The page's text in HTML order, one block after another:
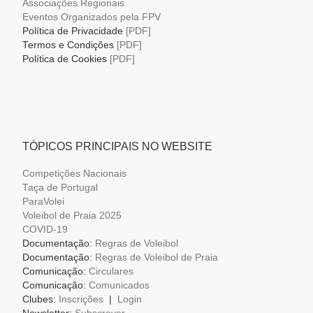
Associações Regionais
Eventos Organizados pela FPV
Política de Privacidade [PDF]
Termos e Condições [PDF]
Política de Cookies [PDF]
TÓPICOS PRINCIPAIS NO WEBSITE
Competições Nacionais
Taça de Portugal
ParaVolei
Voleibol de Praia 2025
COVID-19
Documentação: Regras de Voleibol
Documentação: Regras de Voleibol de Praia
Comunicação: Circulares
Comunicação: Comunicados
Clubes: Inscrições|
Login